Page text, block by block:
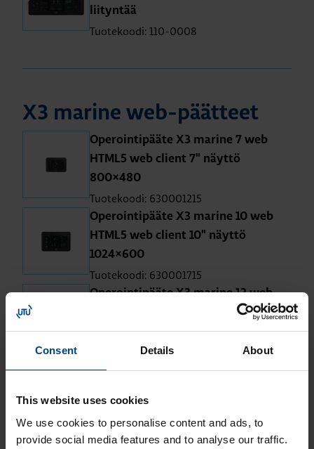
Consent Details About
This website uses cookies
We use cookies to personalise content and ads, to
provide social media features and to analyse our traffic.
liityntää
Tuotekoodi: 110-0008
X3 marine web-päätteet
Operointipääte X3 marine 7 web
HTML5 web client 7" näyttö
800×480
Tuotekoodi: 630001215
Operointipääte X3 marine 10 web
HTML5 web client 10" näyttö
1024×600
Tuotekoodi: 630001715
Operointipääte X3 marine 12 web
HTML5 web client 12" näyttö
1280×800
Tuotekoodi: 640002815
Operointipääte X3 marine 15 web P
1280×800
Tuotekoodi: 640001815
Operointipääte X3 marine 21 web P